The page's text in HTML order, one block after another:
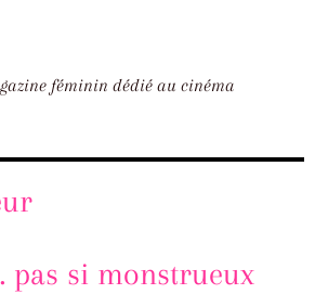
féminin dédié au cinéma
pas si monstrueux